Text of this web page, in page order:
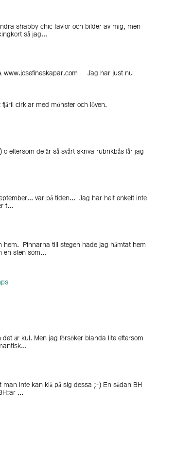
shabby chic tavlor och bilder av mig, men
så jag...
www.josefineskapar.com Jag har just nu
cirklar med mönster och löven.
eftersom de är så svårt skriva rubrikbås får jag
var på tiden... Jag har helt enkelt inte
t...
hem. Pinnarna till stegen hade jag hämtat hem
en sten som...
är kul. Men jag försöker blanda lite eftersom
inte kan klä på sig dessa ;-) En sådan BH
...